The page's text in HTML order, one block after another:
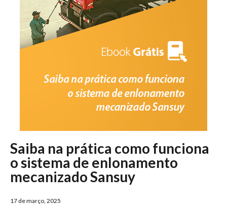
Saiba na prática como funciona
o sistema de enlonamento
mecanizado Sansuy
17 de março, 2025